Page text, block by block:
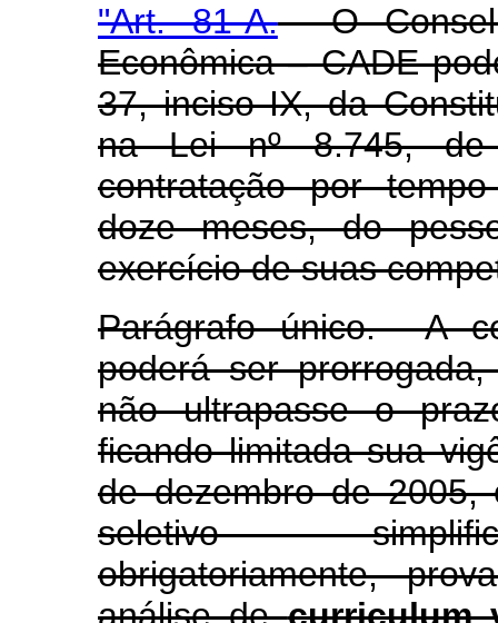
"Art. 81-A.O
Econômica – CADE
37, inciso IX, da
na Lei nº 8.745,
contratação por
doze meses, do
exercício de suas
Parágrafo único. A
poderá ser
não ultrapasse o
ficando limitada sua
de dezembro de 2005,
seletivo
obrigatoriamente,